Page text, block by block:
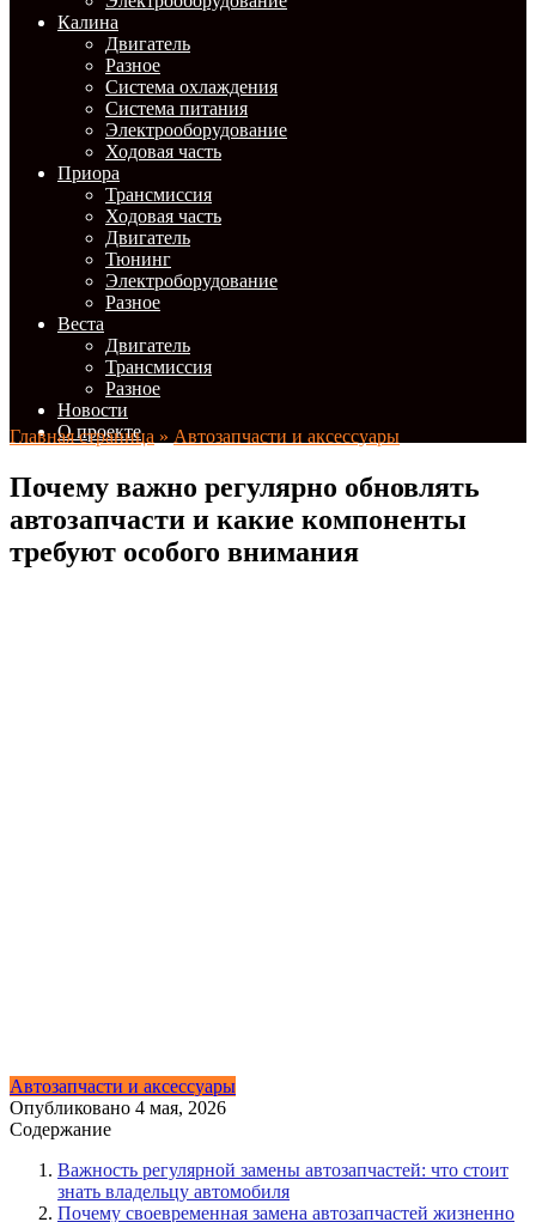
Калина
Двигатель
Разное
Система охлаждения
Система питания
Электрооборудование
Ходовая часть
Приора
Трансмиссия
Ходовая часть
Двигатель
Тюнинг
Электроборудование
Разное
Веста
Двигатель
Трансмиссия
Разное
Новости
О проекте
Главная страница » Автозапчасти и аксессуары
Почему важно регулярно обновлять
автозапчасти и какие компоненты
требуют особого внимания
Автозапчасти и аксессуары
Опубликовано 4 мая, 2026
Содержание
Важность регулярной замены автозапчастей: что стоит
знать владельцу автомобиля
Почему своевременная замена автозапчастей жизненно